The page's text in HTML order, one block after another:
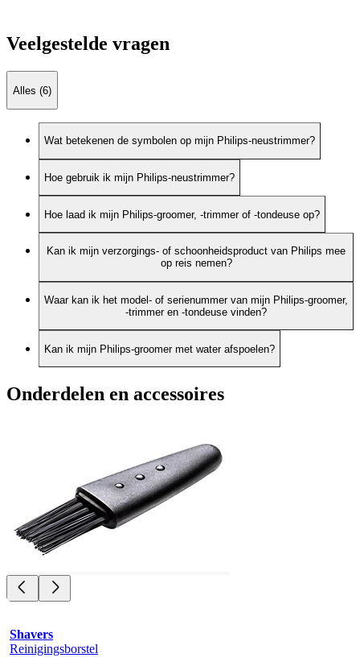
Veelgestelde vragen
Alles (6)
Wat betekenen de symbolen op mijn Philips-neustrimmer?
Hoe gebruik ik mijn Philips-neustrimmer?
Hoe laad ik mijn Philips-groomer, -trimmer of -tondeuse op?
Kan ik mijn verzorgings- of schoonheidsproduct van Philips mee
op reis nemen?
Waar kan ik het model- of serienummer van mijn Philips-groomer,
-trimmer en -tondeuse vinden?
Kan ik mijn Philips-groomer met water afspoelen?
Onderdelen en accessoires
Shavers
Reinigingsborstel